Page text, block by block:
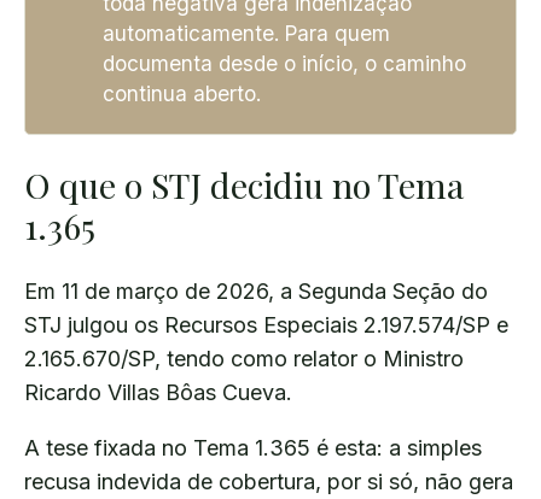
automaticamente. Para quem
documenta desde o início, o caminho
continua aberto.
O que o STJ decidiu no Tema
1.365
Em 11 de março de 2026, a Segunda Seção do
STJ julgou os Recursos Especiais 2.197.574/SP e
2.165.670/SP, tendo como relator o Ministro
Ricardo Villas Bôas Cueva.
A tese fixada no Tema 1.365 é esta: a simples
recusa indevida de cobertura, por si só, não gera